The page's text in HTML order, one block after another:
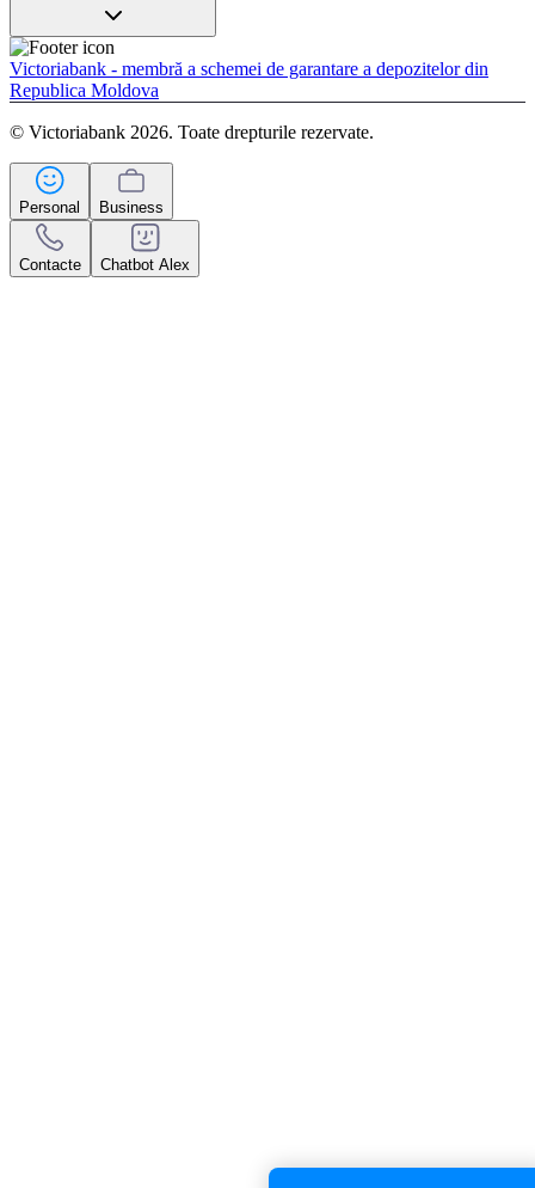
Victoriabank - membră a schemei de garantare a depozitelor din
Republica Moldova
© Victoriabank 2026. Toate drepturile rezervate.
Personal Business
Contacte Chatbot Alex